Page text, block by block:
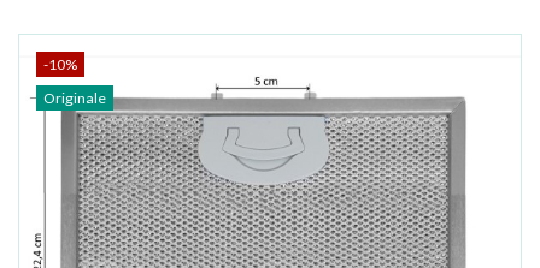
-10%
Originale